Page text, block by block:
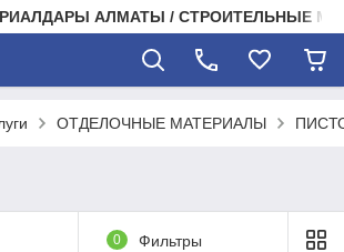
АЛМАТЫ / СТРОИТЕЛЬНЫЕ
ОТДЕЛОЧНЫЕ МАТЕРИАЛЫ
0 Фильтры